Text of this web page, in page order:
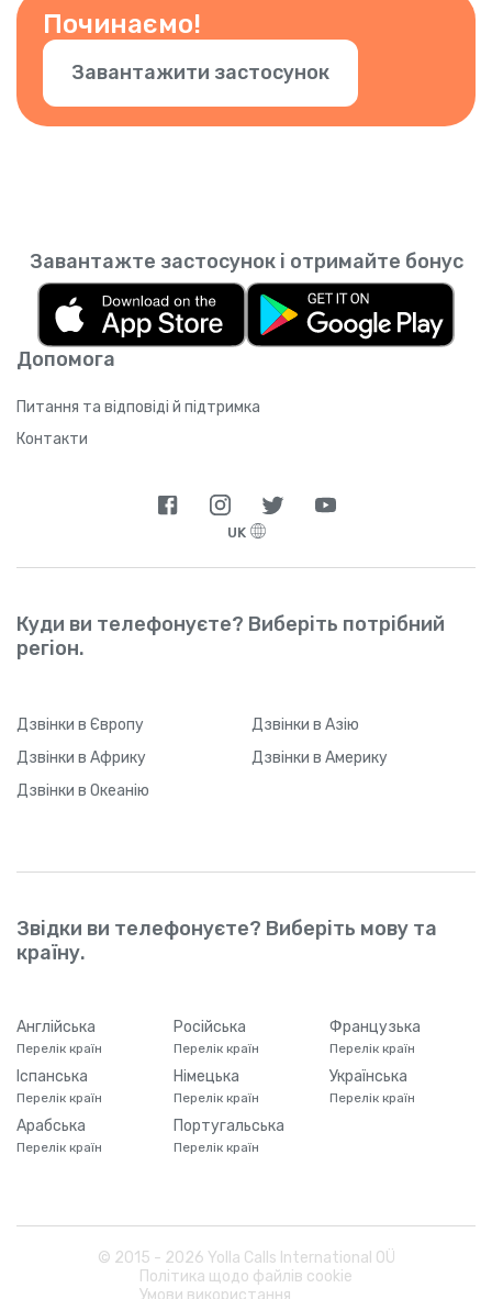
Починаємо!
Завантажити застосунок
Допомога
Питання та відповіді й підтримка
Контакти
Завантажте застосунок і отримайте бонус
UK
Куди ви телефонуєте? Виберіть потрібний
регіон.
Дзвінки в Європу Дзвінки в Азію
Дзвінки в Африку Дзвінки в Америку
Дзвінки в Океанію
Звідки ви телефонуєте? Виберіть мову та
країну.
Англійська
Перелік країн
Російська
Перелік країн
Французька
Перелік країн
Іспанська
Перелік країн
Німецька
Перелік країн
Українська
Перелік країн
Арабська
Перелік країн
Португальська
Перелік країн
© 2015 - 2026 Yolla Calls International OÜ
Політика щодо файлів cookie
Умови використання